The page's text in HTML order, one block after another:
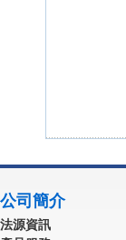
公司簡介
法源資訊